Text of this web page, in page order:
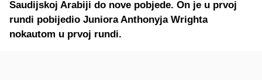
Saudijskoj Arabiji do nove pobjede. On je u prvoj
rundi pobijedio Juniora Anthonyja Wrighta
nokautom u prvoj rundi.